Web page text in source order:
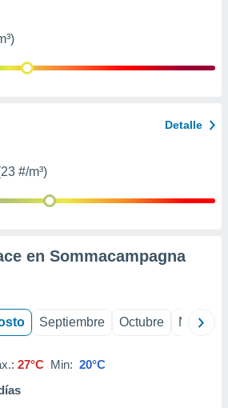
Detalle
#/m³)
en Sommacampagna
Septiembre Octubre
27°C Min: 20°C